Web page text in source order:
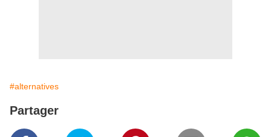
#alternatives
Partager